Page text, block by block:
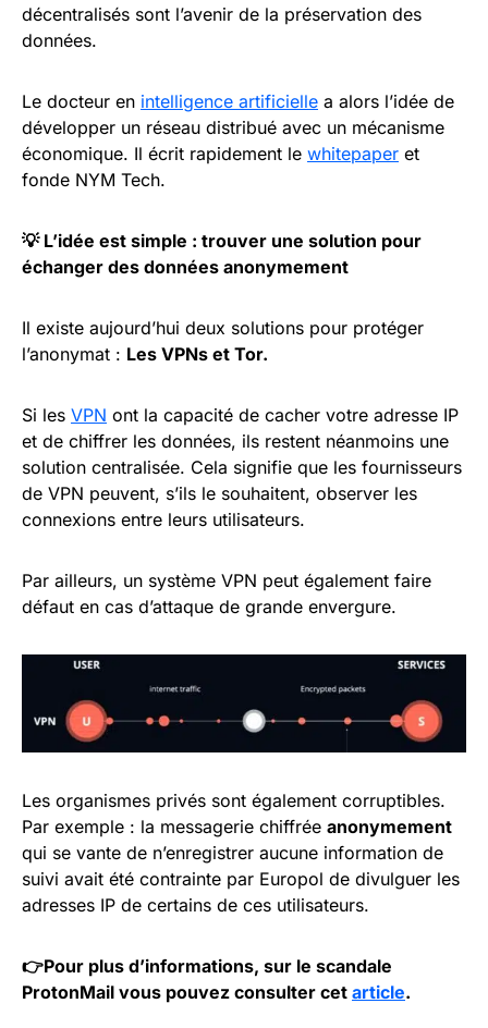
décentralisés sont l’avenir de la préservation des
données.
Le docteur en intelligence artificielle a alors l’idée de
développer un réseau distribué avec un mécanisme
économique. Il écrit rapidement le whitepaper et
fonde NYM Tech.
💡 L’idée est simple : trouver une solution pour
échanger des données anonymement
Il existe aujourd’hui deux solutions pour protéger
l’anonymat : Les VPNs et Tor.
Si les VPN ont la capacité de cacher votre adresse IP
et de chiffrer les données, ils restent néanmoins une
solution centralisée. Cela signifie que les fournisseurs
de VPN peuvent, s’ils le souhaitent, observer les
connexions entre leurs utilisateurs.
Par ailleurs, un système VPN peut également faire
défaut en cas d’attaque de grande envergure.
Les organismes privés sont également corruptibles.
Par exemple : la messagerie chiffrée anonymement
qui se vante de n’enregistrer aucune information de
suivi avait été contrainte par Europol de divulguer les
adresses IP de certains de ces utilisateurs.
👉Pour plus d’informations, sur le scandale
ProtonMail vous pouvez consulter cet article.